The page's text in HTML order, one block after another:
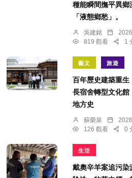
種能瞬間撫平異鄉
「液態鄉愁」。
吳建銘
819 觀看
1
藝文 旅遊
百年歷史建築重生
長宿舍轉型文化
地方史
蘇榮泉
126 觀看
0
生活
戴奧辛羊案追污染